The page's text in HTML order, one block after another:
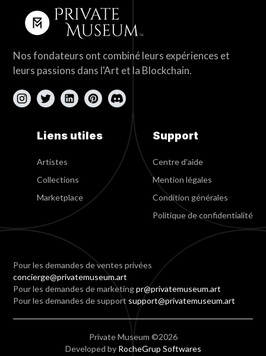
Nos fondateurs ont combiné leurs expériences et
leurs passions dans l'Art et la Blockchain.
Liens utiles
Artistes
Collections
Marketplace
Support
Centre d'aide
Mention légales
Condition générales
Politique de confidentialité
Pour les demandes de ventes privées
concierge@privatemuseum.art
Pour les demandes de marketingpr@privatemuseum.art
Pour les demandes de support support@privatemuseum.art
Private Museum ©2026
Developed by RocheGrup Softwares